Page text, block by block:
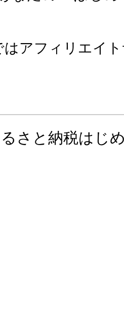
アフィリエイ
さと納税はじ